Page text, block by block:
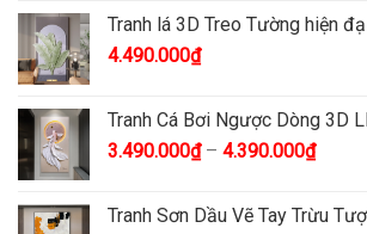
Tranh lá 3D Treo Tường hiện
4.490.000₫
Tranh Cá Bơi Ngược Dòng 3D
3.490.000₫– 4.390.000₫
Tranh Sơn Dầu Vẽ Tay Trừu